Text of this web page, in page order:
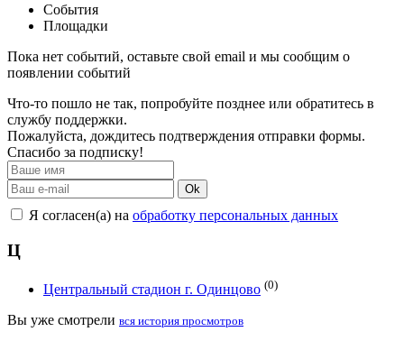
События
Площадки
Пока нет событий, оставьте свой email и мы сообщим о
появлении событий
Что-то пошло не так, попробуйте позднее или обратитесь в
службу поддержки.
Пожалуйста, дождитесь подтверждения отправки формы.
Спасибо за подписку!
Ok
Я согласен(а) на обработку персональных данных
Ц
Центральный стадион г. Одинцово (0)
Вы уже смотрели вся история просмотров